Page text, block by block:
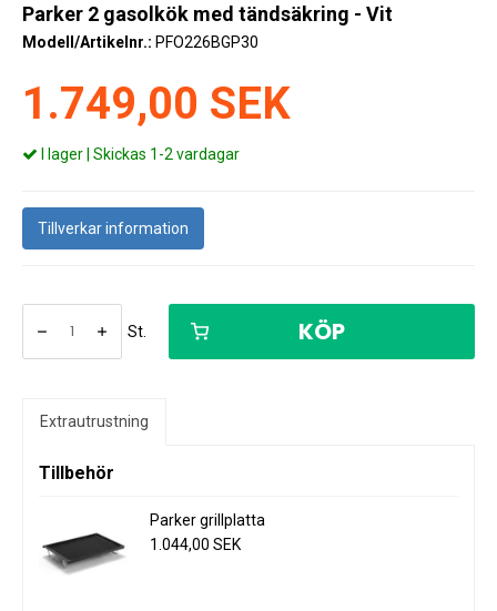
Restförsäljning
Parker 2 gasolkök med tändsäkring - Vit
Modell/Artikelnr.: PFO226BGP30
1.749,00 SEK
I lager | Skickas 1-2 vardagar
Tillverkar information
St. KÖP
Extrautrustning
Tillbehör
Parker grillplatta
1.044,00 SEK